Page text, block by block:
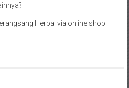
Herbal via online shop